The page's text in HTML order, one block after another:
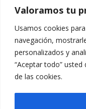
Valoramos tu
Usamos cookies
navegación,
personalizados y
“Aceptar todo”
de las cookies.